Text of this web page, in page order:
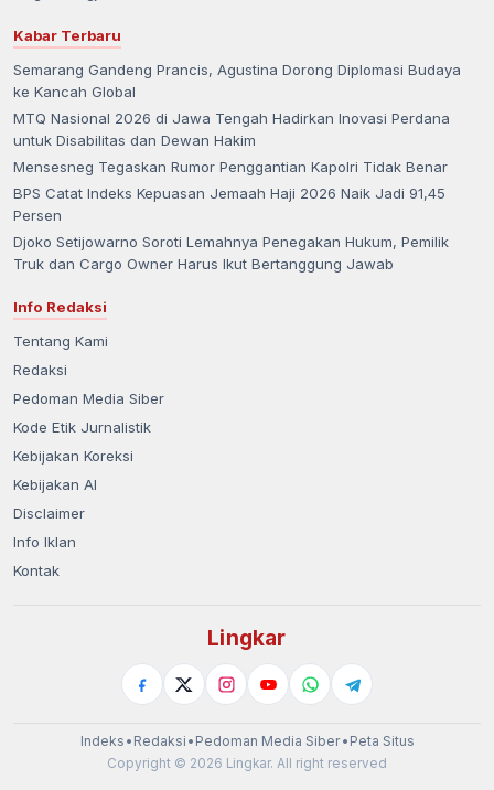
Kabar Terbaru
Semarang Gandeng Prancis, Agustina Dorong Diplomasi Budaya
ke Kancah Global
MTQ Nasional 2026 di Jawa Tengah Hadirkan Inovasi Perdana
untuk Disabilitas dan Dewan Hakim
Mensesneg Tegaskan Rumor Penggantian Kapolri Tidak Benar
BPS Catat Indeks Kepuasan Jemaah Haji 2026 Naik Jadi 91,45
Persen
Djoko Setijowarno Soroti Lemahnya Penegakan Hukum, Pemilik
Truk dan Cargo Owner Harus Ikut Bertanggung Jawab
Info Redaksi
Tentang Kami
Redaksi
Pedoman Media Siber
Kode Etik Jurnalistik
Kebijakan Koreksi
Kebijakan AI
Disclaimer
Info Iklan
Kontak
Lingkar
Indeks • Redaksi • Pedoman Media Siber• Peta Situs
Copyright © 2026 Lingkar. All right reserved